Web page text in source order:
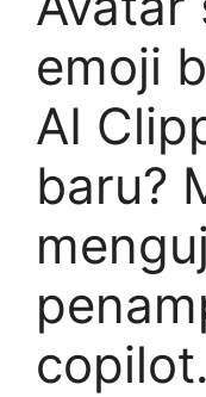
emoji
AI
baru?
copilot.